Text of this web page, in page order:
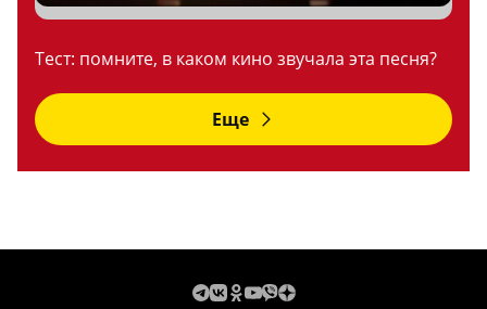
Тест: помните, в каком кино звучала эта песня?
Еще